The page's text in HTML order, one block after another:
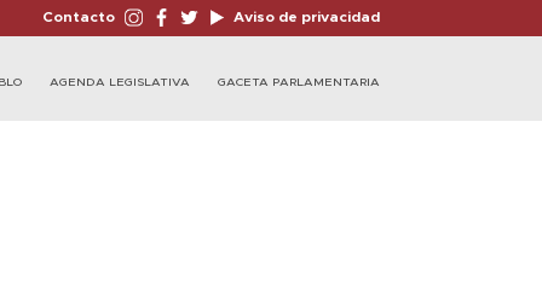
Contacto Aviso de privacidad
AGENDA LEGISLATIVA GACETA PARLAMENTARIA